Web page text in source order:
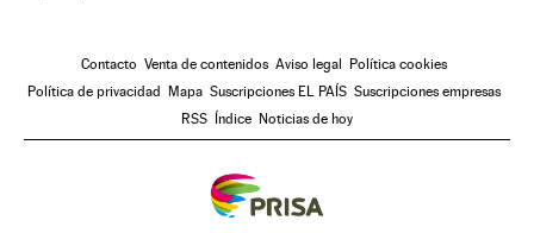
Contacto Venta de contenidos Aviso legal Política cookies
Política de privacidad Mapa Suscripciones EL PAÍS Suscripciones empresas
RSS Índice Noticias de hoy